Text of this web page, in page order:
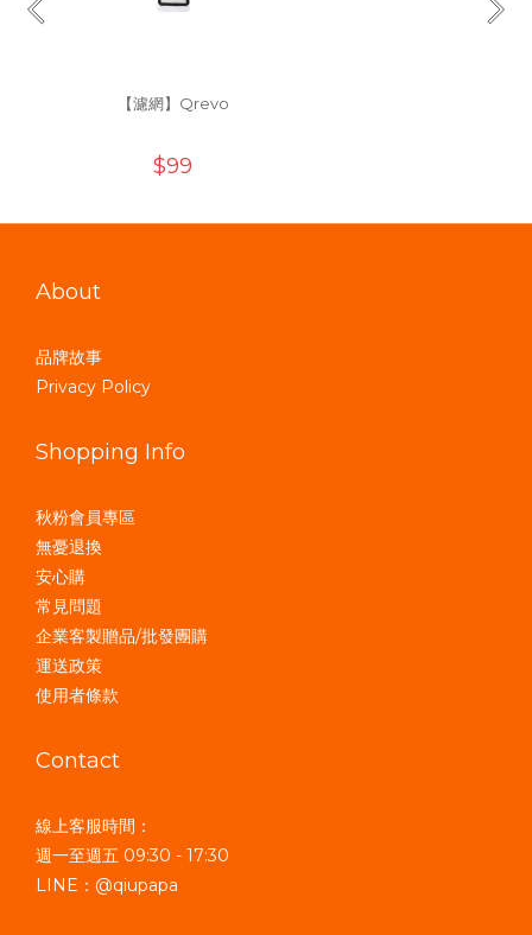
【濾網】Qrevo
$99
About
品牌故事
Privacy Policy
Shopping Info
秋粉會員專區
無憂退換
安心購
常見問題
企業客製贈品/批發團購
運送政策
使用者條款
Contact
線上客服時間：
週一至週五 09:30 - 17:30
LINE：@qiupapa